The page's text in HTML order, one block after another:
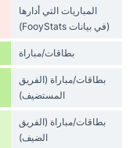
المباريات التي أدارها
(في بيانات FooyStats)
بطاقات/مباراة
بطاقات/مباراة (الفريق
المستضيف)
بطاقات/مباراة (الفريق
الضيف)